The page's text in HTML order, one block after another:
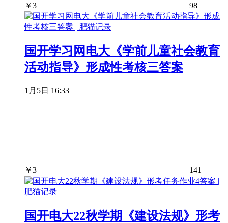
￥3 98
国开学习网电大《学前儿童社会教育
活动指导》形成性考核三答案
1月5日 16:33
￥3 141
国开电大22秋学期《建设法规》形考